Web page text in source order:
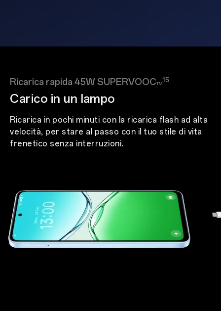
Ricarica rapida 45W SUPERVOOCTM
15
Carico in un lampo
Ricarica in pochi minuti con la ricarica flash ad alta
velocità, per stare al passo con il tuo stile di vita
frenetico senza interruzioni.